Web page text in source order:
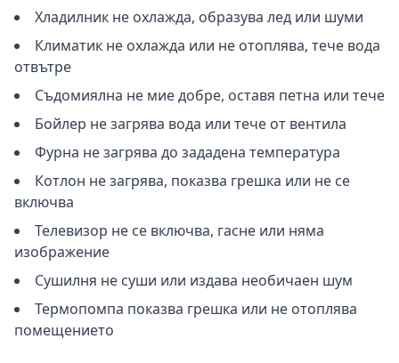
Хладилник не охлажда, образува лед или шуми
Климатик не охлажда или не отоплява, тече вода
отвътре
Съдомиялна не мие добре, оставя петна или тече
Бойлер не загрява вода или тече от вентила
Фурна не загрява до зададена температура
Котлон не загрява, показва грешка или не се
включва
Телевизор не се включва, гасне или няма
изображение
Сушилня не суши или издава необичаен шум
Термопомпа показва грешка или не отоплява
помещението